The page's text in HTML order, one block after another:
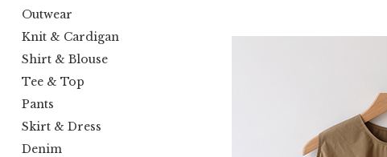
Outwear
Knit & Cardigan
Shirt & Blouse
Tee & Top
Pants
Skirt & Dress
Denim